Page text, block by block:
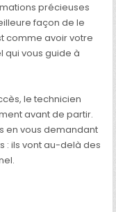
précieuses
façon de le
comme avoir votre
vous guide à
le technicien
avant de partir.
en vous demandant
: ils vont au-delà des